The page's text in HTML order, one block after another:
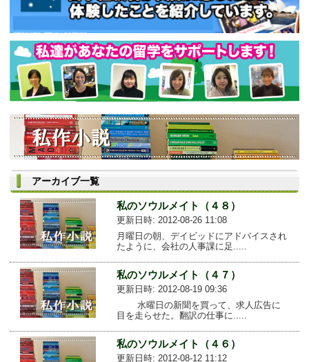
アーカイブ一覧
私のソウルメイト（４８）
更新日時: 2012-08-26 11:08
月曜日の朝、デイビッドにアドバイスされ
たように、会社の人事課に足.....
私のソウルメイト（４７）
更新日時: 2012-08-19 09:36
水曜日の新聞を買って、求人広告に
目を走らせた。翻訳の仕事に.....
私のソウルメイト（４６）
更新日時: 2012-08-12 11:12